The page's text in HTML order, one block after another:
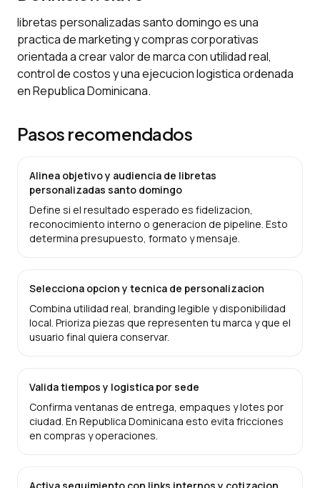
libretas personalizadas santo domingo es una
practica de marketing y compras corporativas
orientada a crear valor de marca con utilidad real,
control de costos y una ejecucion logistica ordenada
en Republica Dominicana.
Pasos recomendados
Alinea objetivo y audiencia de libretas
personalizadas santo domingo
Define si el resultado esperado es fidelizacion,
reconocimiento interno o generacion de pipeline. Esto
determina presupuesto, formato y mensaje.
Selecciona opcion y tecnica de personalizacion
Combina utilidad real, branding legible y disponibilidad
local. Prioriza piezas que representen tu marca y que el
usuario final quiera conservar.
Valida tiempos y logistica por sede
Confirma ventanas de entrega, empaques y lotes por
ciudad. En Republica Dominicana esto evita fricciones
en compras y operaciones.
Activa seguimiento con links internos y cotizacion